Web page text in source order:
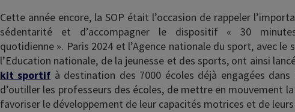
Cette année encore, la SOP était l’occasion de rappeler
sédentarité et d’accompagner le dispositif « 30
quotidienne ». Paris 2024 et l’Agence nationale du sport, avec le
l’Education nationale, de la jeunesse et des sports, ont ainsi
kit sportif à destination des 7000 écoles déjà engagées
d’outiller les professeurs des écoles, de mettre en mouvement
favoriser le développement de leur capacités motrices et de